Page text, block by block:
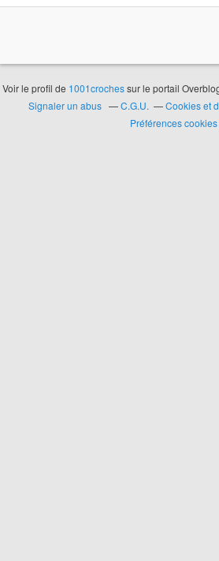
Voir le profil de 1001crochessur le portail
Signaler un abus
C.G.U.
Cookies et
Préférences cookies